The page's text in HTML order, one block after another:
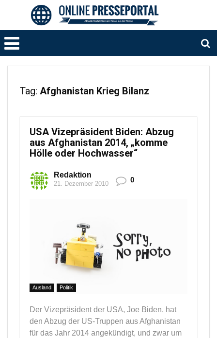
Tag: Afghanistan Krieg Bilanz
USA Vizepräsident Biden: Abzug
aus Afghanistan 2014, „komme
Hölle oder Hochwasser“
Redaktion
21. Dezember 2010 0
Ausland Politik
Der Vizepräsident der USA, Joe Biden, hat
den Abzug der US-Truppen aus Afghanistan
für das Jahr 2014 angekündigt, und zwar um